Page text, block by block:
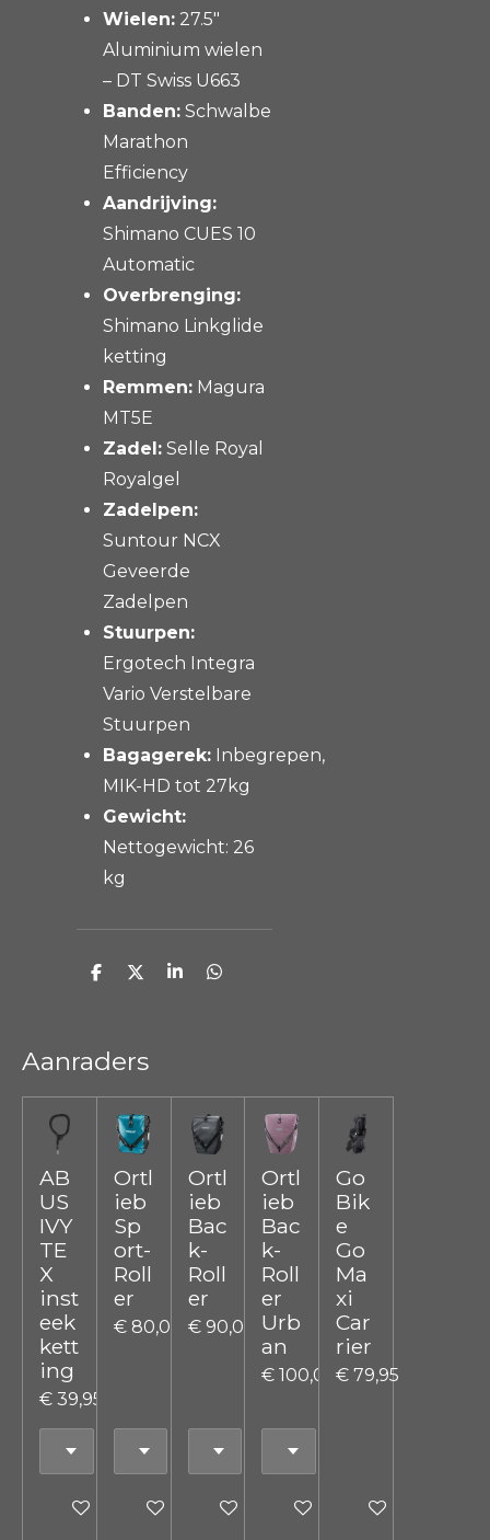
Wielen: 27.5"
Aluminium wielen
– DT Swiss U663
Banden: Schwalbe
Marathon
Efficiency
Aandrijving:
Shimano CUES 10
Automatic
Overbrenging:
Shimano Linkglide
ketting
Remmen: Magura
MT5E
Zadel: Selle Royal
Royalgel
Zadelpen:
Suntour NCX
Geveerde
Zadelpen
Stuurpen:
Ergotech Integra
Vario Verstelbare
Stuurpen
Bagagerek: Inbegrepen,
MIK-HD tot 27kg
Gewicht:
Nettogewicht: 26
kg
D
D
S
D
Aanraders
AB
US
IVY
TE
X
inst
eek
kett
ing
€ 39,95
In winkelwagen
Ortl
ieb
Sp
ort-
Roll
er
€ 80,00
In winkelwagen
Ortl
ieb
Bac
k-
Roll
er
€ 90,00
In winkelwagen
Ortl
ieb
Bac
k-
Roll
er
Urb
an
€ 100,00
In winkelwagen
Go
Bik
e
Go
Ma
xi
Car
rier
€ 79,95
In winkelwagen